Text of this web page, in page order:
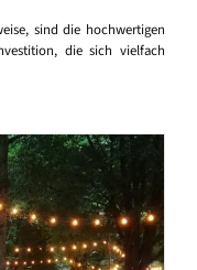
sind die hochwertigen
die sich vielfach